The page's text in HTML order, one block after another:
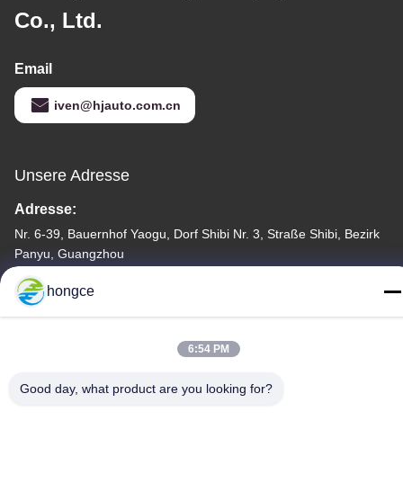
Co., Ltd.
Email
iven@hjauto.com.cn
Unsere Adresse
Adresse:
Nr. 6-39, Bauernhof Yaogu, Dorf Shibi Nr. 3, Straße Shibi, Bezirk
Panyu, Guangzhou
Telefon:
86-18998460309
hongce
6:54 PM
Good day, what product are you looking for?